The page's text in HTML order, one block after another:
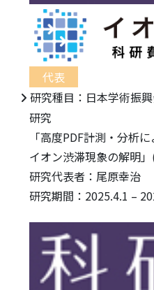
代表
研究種目：日本学術
研究
「高度PDF計測・分析
イオン渋滞現象の解明
研究代表者：尾原幸治
研究期間：2025.4.1 –